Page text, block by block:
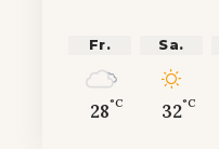
Fr.
28°C
Sa.
32°C